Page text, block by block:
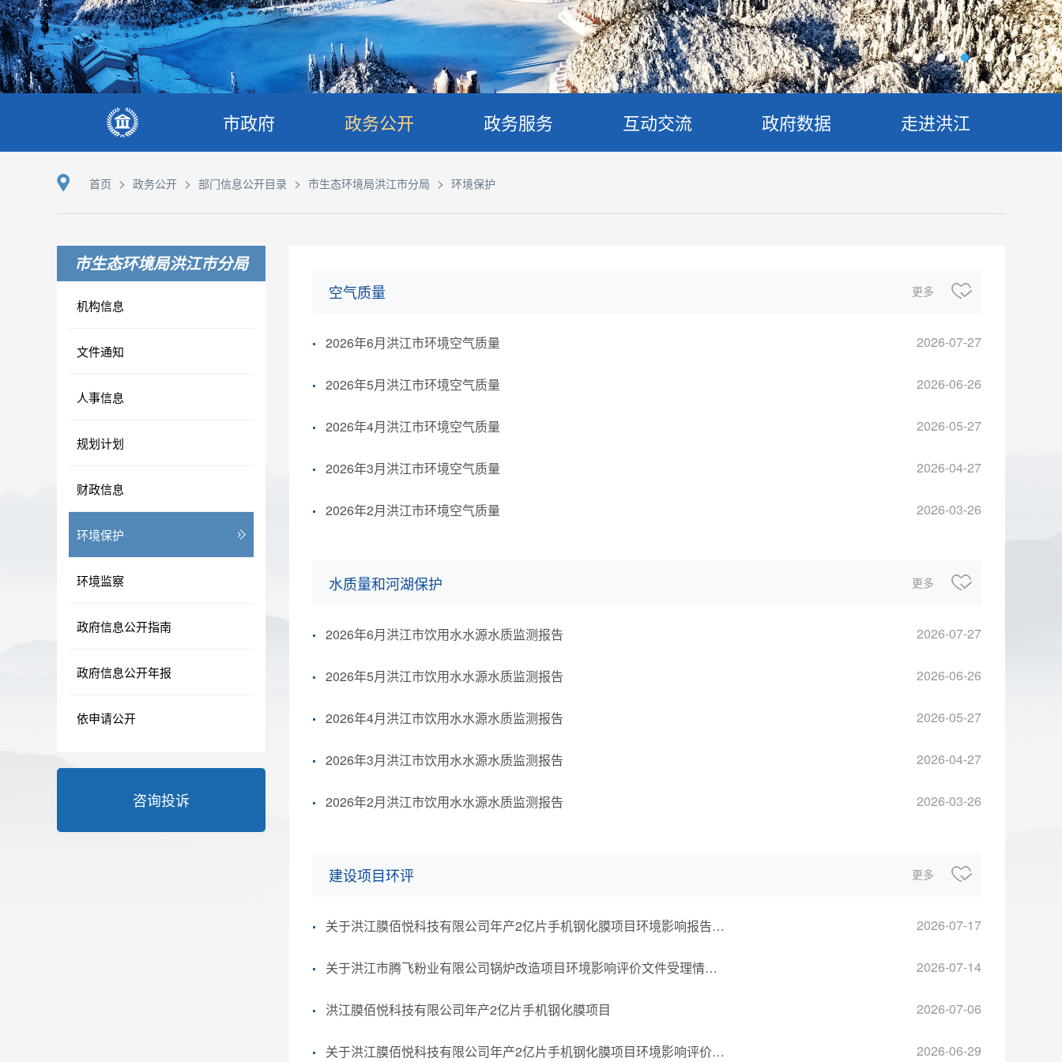
市政府 政务公开 政务服务 互动交流 政府数据 走进洪江
首页 > 政务公开 > 部门信息公开目录 > 市生态环境局洪江市分局 > 环境保护
市生态环境局洪江市分局
机构信息
文件通知
人事信息
规划计划
财政信息
环境保护
环境监察
政府信息公开指南
政府信息公开年报
依申请公开
咨询投诉
空气质量 更多
2026年6月洪江市环境空气质量 2026-07-27
2026年5月洪江市环境空气质量 2026-06-26
2026年4月洪江市环境空气质量 2026-05-27
2026年3月洪江市环境空气质量 2026-04-27
2026年2月洪江市环境空气质量 2026-03-26
水质量和河湖保护 更多
2026年6月洪江市饮用水水源水质监测报告 2026-07-27
2026年5月洪江市饮用水水源水质监测报告 2026-06-26
2026年4月洪江市饮用水水源水质监测报告 2026-05-27
2026年3月洪江市饮用水水源水质监测报告 2026-04-27
2026年2月洪江市饮用水水源水质监测报告 2026-03-26
建设项目环评 更多
关于洪江膜佰悦科技有限公司年产2亿片手机钢化膜项目环境影响报告的批复 2026-07-17
关于洪江市腾飞粉业有限公司锅炉改造项目环境影响评价文件受理情况的公示 2026-07-14
洪江膜佰悦科技有限公司年产2亿片手机钢化膜项目 2026-07-06
关于洪江膜佰悦科技有限公司年产2亿片手机钢化膜项目环境影响评价文件受理情况的公示 2026-06-29